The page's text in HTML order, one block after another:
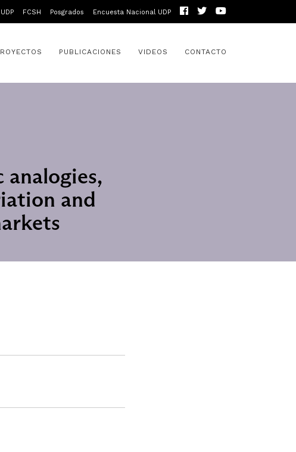
UDP FCSH Posgrados Encuesta Nacional UDP
PUBLICACIONES VIDEOS CONTACTO
and